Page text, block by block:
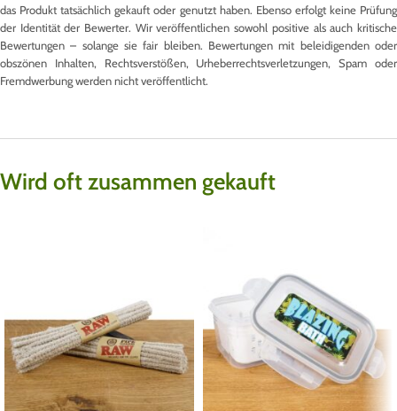
das Produkt tatsächlich gekauft oder genutzt haben. Ebenso erfolgt keine Prüfung
der Identität der Bewerter. Wir veröffentlichen sowohl positive als auch kritische
Bewertungen – solange sie fair bleiben. Bewertungen mit beleidigenden oder
obszönen Inhalten, Rechtsverstößen, Urheberrechtsverletzungen, Spam oder
Fremdwerbung werden nicht veröffentlicht.
Wird oft zusammen gekauft